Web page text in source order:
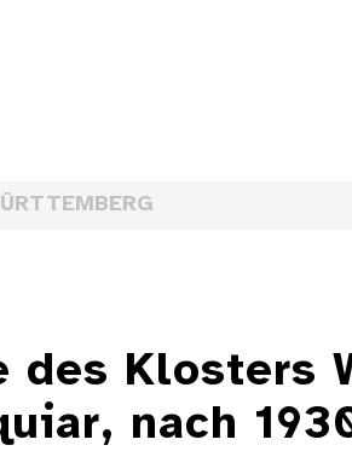
des Klosters
nach